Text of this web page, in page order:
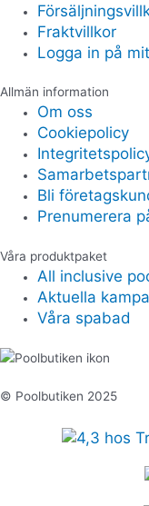
Fraktvillkor
Logga in på
Allmän information
Om oss
Cookiepolicy
Bli
Prenumerera
Våra produktpaket
All inclusive
Aktuella
Våra spabad
© Poolbutiken 2025